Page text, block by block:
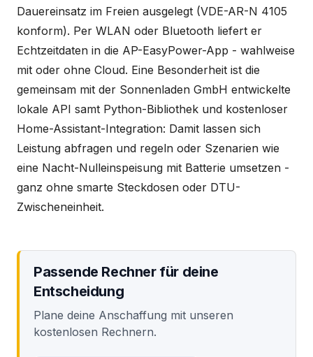
Dauereinsatz im Freien ausgelegt (VDE-AR-N 4105
konform). Per WLAN oder Bluetooth liefert er
Echtzeitdaten in die AP-EasyPower-App - wahlweise
mit oder ohne Cloud. Eine Besonderheit ist die
gemeinsam mit der Sonnenladen GmbH entwickelte
lokale API samt Python-Bibliothek und kostenloser
Home-Assistant-Integration: Damit lassen sich
Leistung abfragen und regeln oder Szenarien wie
eine Nacht-Nulleinspeisung mit Batterie umsetzen -
ganz ohne smarte Steckdosen oder DTU-
Zwischeneinheit.
Passende Rechner für deine
Entscheidung
Plane deine Anschaffung mit unseren
kostenlosen Rechnern.